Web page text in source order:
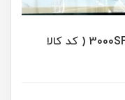
مخلوط کن و آسیاب سافلون مدل 3000SFB ( کد کالا